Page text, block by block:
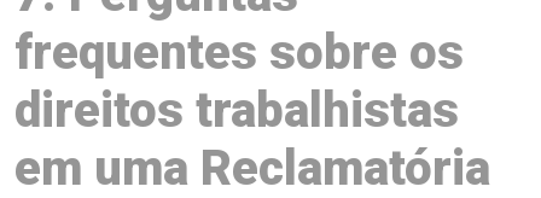
frequentes sobre os
direitos trabalhistas
em uma Reclamatória